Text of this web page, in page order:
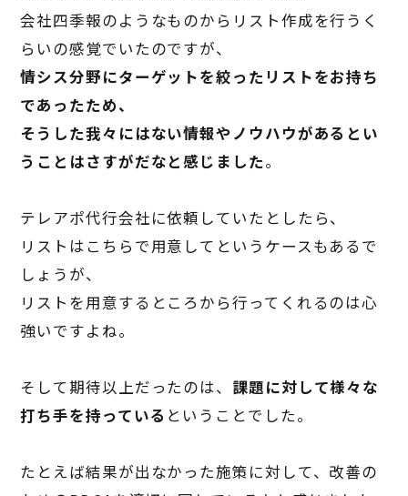
会社四季報のようなものからリスト作成を行うく
らいの感覚でいたのですが、
情シス分野にターゲットを絞ったリストをお持ち
であったため、
そうした我々にはない情報やノウハウがあるとい
うことはさすがだなと感じました。
テレアポ代行会社に依頼していたとしたら、
リストはこちらで用意してというケースもあるで
しょうが、
リストを用意するところから行ってくれるのは心
強いですよね。
そして期待以上だったのは、 課題に対して様々な
打ち手を持っている ということでした。
たとえば結果が出なかった施策に対して、改善の